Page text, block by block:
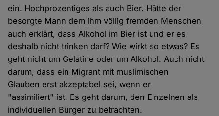
ein. Hochprozentiges als auch Bier. Hätte der
besorgte Mann dem ihm völlig fremden Menschen
auch erklärt, dass Alkohol im Bier ist und er es
deshalb nicht trinken darf? Wie wirkt so etwas? Es
geht nicht um Gelatine oder um Alkohol. Auch nicht
darum, dass ein Migrant mit muslimischen
Glauben erst akzeptabel sei, wenn er
"assimiliert" ist. Es geht darum, den Einzelnen als
individuellen Bürger zu betrachten.